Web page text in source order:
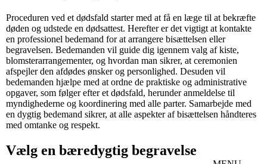
Proceduren ved et dødsfald starter med at få en læge til at bekræfte
døden og udstede en dødsattest. Herefter er det vigtigt at kontakte
en professionel bedemand for at arrangere bisættelsen eller
begravelsen. Bedemanden vil guide dig igennem valg af kiste,
blomsterarrangementer, og hvordan man sikrer, at ceremonien
afspejler den afdødes ønsker og personlighed. Desuden vil
bedemanden hjælpe med at ordne de praktiske og administrative
opgaver, som følger efter et dødsfald, herunder anmeldelse til
myndighederne og koordinering med alle parter. Samarbejde med
en dygtig bedemand sikrer, at alle aspekter af bisættelsen håndteres
med omtanke og respekt.
Vælg en bæredygtig begravelse